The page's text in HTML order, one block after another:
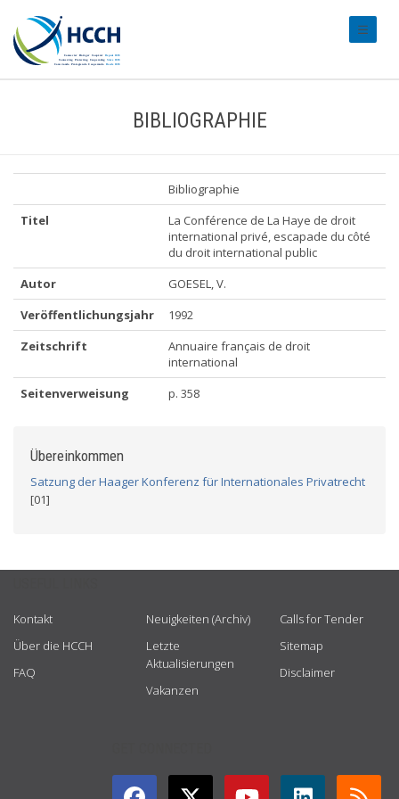
BIBLIOGRAPHIE
Bibliographie
Titel
La Conférence de La Haye de droit
international privé, escapade du côté
du droit international public
Autor
GOESEL, V.
Veröffentlichungsjahr
1992
Zeitschrift
Annuaire français de droit
international
Seitenverweisung
p. 358
Übereinkommen
Satzung der Haager Konferenz für Internationales Privatrecht
[01]
Kontakt
Über die HCCH
FAQ
Neuigkeiten (Archiv)
Letzte
Aktualisierungen
Vakanzen
Calls for Tender
Sitemap
Disclaimer